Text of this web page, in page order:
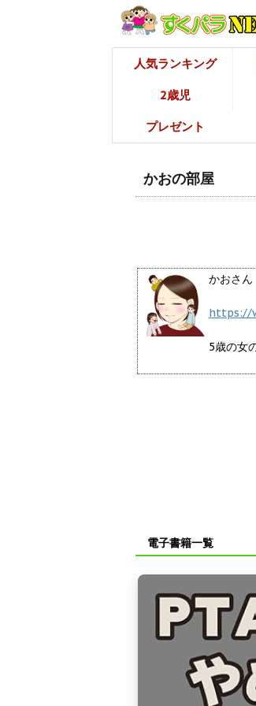
人気ランキング
2歳児
プレゼント
かおの部屋
かおさん
https://
5歳の女
電子書籍一覧